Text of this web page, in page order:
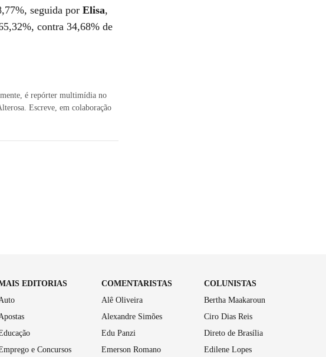
seguida por Elisa,
contra 34,68% de
é repórter multimídia no
Escreve, em colaboração
EDITORIAS
e Concursos
COMENTARISTAS
Alê Oliveira
Alexandre Simões
Edu Panzi
Emerson Romano
COLUNISTAS
Bertha Maakaroun
Ciro Dias Reis
Direto de Brasília
Edilene Lopes